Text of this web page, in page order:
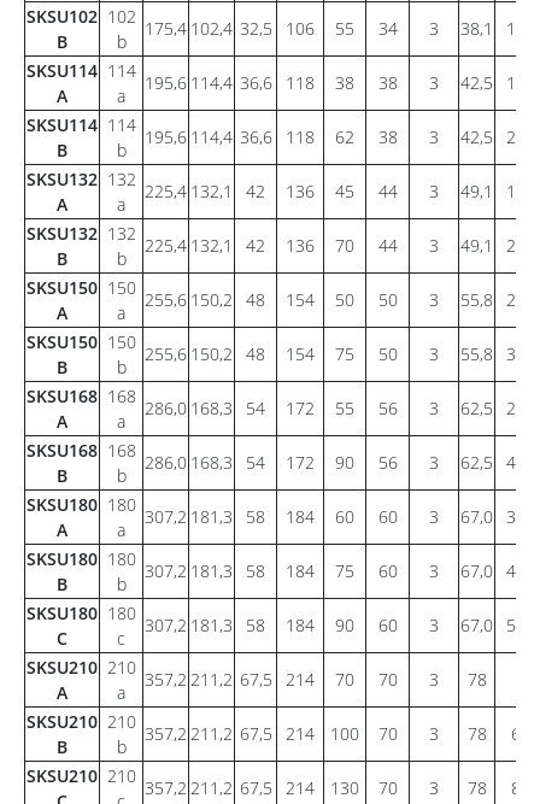
SKSU102
B
102
b
175,4 102,4 32,5 106 55 34 3 38,1
SKSU114
A
114
a
195,6 114,4 36,6 118 38 38 3 42,5
SKSU114
B
114
b
195,6 114,4 36,6 118 62 38 3 42,5
SKSU132
A
132
a
225,4 132,1 42 136 45 44 3 49,1
SKSU132
B
132
b
225,4 132,1 42 136 70 44 3 49,1
SKSU150
A
150
a
255,6 150,2 48 154 50 50 3 55,8
SKSU150
B
150
b
255,6 150,2 48 154 75 50 3 55,8
SKSU168
A
168
a
286,0 168,3 54 172 55 56 3 62,5
SKSU168
B
168
b
286,0 168,3 54 172 90 56 3 62,5
SKSU180
A
180
a
307,2 181,3 58 184 60 60 3 67,0
SKSU180
B
180
b
307,2 181,3 58 184 75 60 3 67,0
SKSU180
C
180
c
307,2 181,3 58 184 90 60 3 67,0
SKSU210
A
210
a
357,2 211,2 67,5 214 70 70 3 78
SKSU210
B
210
b
357,2 211,2 67,5 214 100 70 3 78
SKSU210 210
357,2 211,2 67,5 214 130 70 3 78